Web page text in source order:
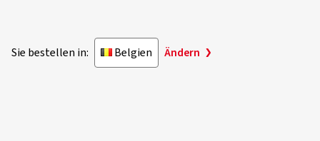
Sie bestellen in: Belgien Ändern